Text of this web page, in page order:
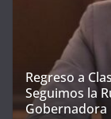
Regreso a
Seguimos la
Gobernadora